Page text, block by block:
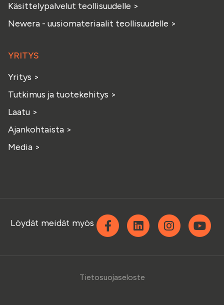
Käsittelypalvelut teollisuudelle >
Newera - uusiomateriaalit teollisuudelle >
YRITYS
Yritys >
Tutkimus ja tuotekehitys >
Laatu >
Ajankohtaista >
Media >
Löydät meidät myös FacebookLinkedin
Tietosuojaseloste